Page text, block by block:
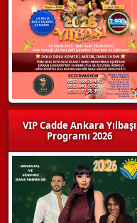
VIP Cadde Ankara Yılbaşı
Programı 2026